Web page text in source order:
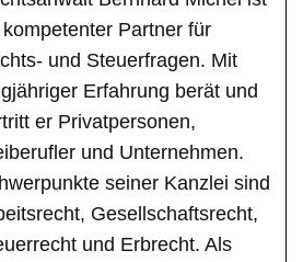
kompetenter Partner für
und Steuerfragen. Mit
Erfahrung berät und
er Privatpersonen,
und Unternehmen.
seiner Kanzlei sind
Gesellschaftsrecht,
und Erbrecht. Als